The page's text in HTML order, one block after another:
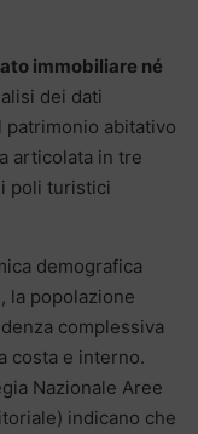
immobiliare né
dei dati
abitativo
articolata in tre
poli turistici
demografica
la popolazione
complessiva
costa e interno.
Nazionale Aree
indicano che